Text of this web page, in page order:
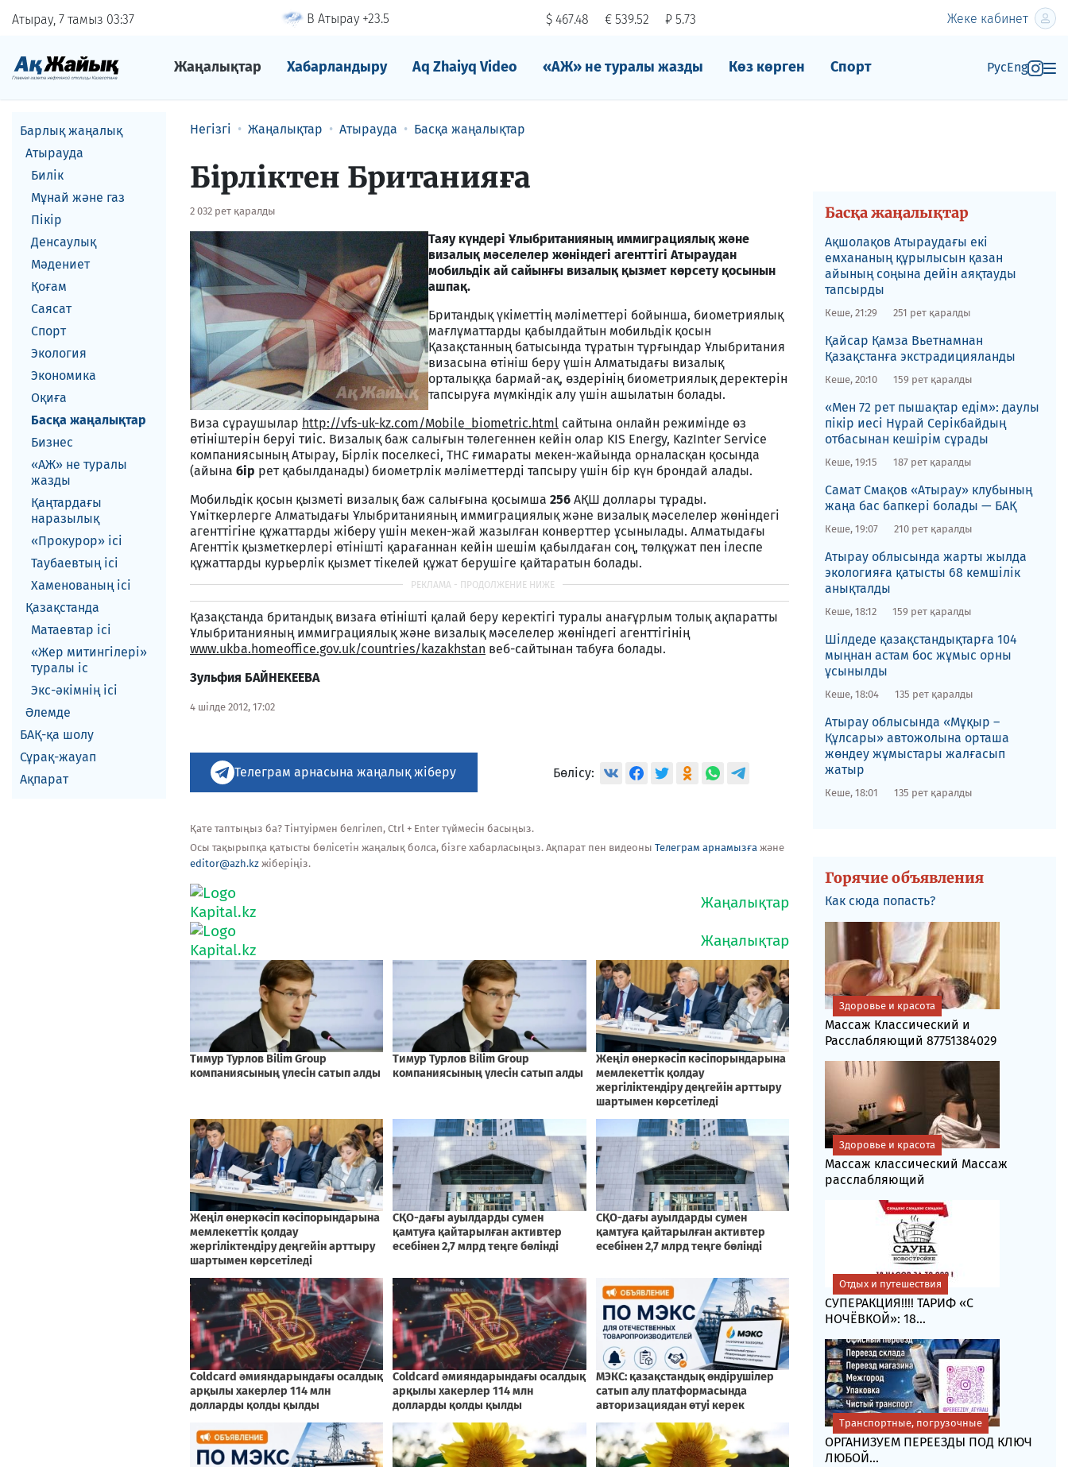
Атырау, 7 тамыз 03 37 В Атырау +23.5 $ 467.48 € 539.52 ₽ 5.73 Жеке кабинет
Жаңалықтар Хабарландыру Aq Zhaiyq Video «АЖ» не туралы жазды Көз көрген Спорт РусEng
Барлық жаңалық
Атырауда
Билік
Мұнай және газ
Пікір
Денсаулық
Мәдениет
Қоғам
Саясат
Спорт
Экология
Экономика
Оқиға
Басқа жаңалықтар
Бизнес
«АЖ» не туралы
жазды
Қаңтардағы
наразылық
«Прокурор» ісі
Таубаевтың ісі
Хаменованың ісі
Қазақстанда
Матаевтар ici
«Жер митингілері»
туралы іс
Экс-әкiмнiң iсi
Әлемде
БАҚ-қа шолу
Сұрақ-жауап
Ақпарат
Негізгі Жаңалықтар Атырауда Басқа жаңалықтар
Бірліктен Британияға
2 032 рет қаралды
Таяу күндері Ұлыбританияның иммиграциялық және
визалық мәселелер жөніндегі агенттігі Атыраудан
мобильдік ай сайынғы визалық қызмет көрсету қосынын
ашпақ.
Британдық үкіметтің мәліметтері бойынша, биометриялық
мағлұматтарды қабылдайтын мобильдік қосын
Қазақстанның батысында тұратын тұрғындар Ұлыбритания
визасына өтініш беру үшін Алматыдағы визалық
орталыққа бармай-ақ, өздерінің биометриялық деректерін
тапсыруға мүмкіндік алу үшін ашылатын болады.
Виза сұраушылар http://vfs-uk-kz.com/Mobile_biometric.html сайтына онлайн режимінде өз
өтініштерін беруі тиіс. Визалық баж салығын төлегеннен кейін олар KIS Energy, KazInter Service
компаниясының Атырау, Бірлік поселкесі, ТНС ғимараты мекен-жайында орналасқан қосында
(айына бір рет қабылданады) биометрлік мәліметтерді тапсыру үшін бір күн брондай алады.
Мобильдік қосын қызметі визалық баж салығына қосымша 256 АҚШ доллары тұрады.
Үміткерлерге Алматыдағы Ұлыбританияның иммиграциялық және визалық мәселелер жөніндегі
агенттігіне құжаттарды жіберу үшін мекен-жай жазылған конверттер ұсынылады. Алматыдағы
Агенттік қызметкерлері өтінішті қарағаннан кейін шешім қабылдаған соң, төлқұжат пен ілеспе
құжаттарды курьерлік қызмет тікелей құжат берушіге қайтаратын болады.
Қазақстанда британдық визаға өтінішті қалай беру керектігі туралы анағұрлым толық ақпаратты
Ұлыбританияның иммиграциялық және визалық мәселелер жөніндегі агенттігінің
www.ukba.homeoffice.gov.uk/countries/kazakhstan веб-сайтынан табуға болады.
Зульфия БАЙНЕКЕЕВА
4 шілде 2012, 17:02
Телеграм арнасына жаңалық жіберу Бөлісу:
Қате таптыңыз ба? Тінтуірмен белгілеп, Ctrl + Enter түймесін басыңыз.
Осы тақырыпқа қатысты бөлісетін жаңалық болса, бізге хабарласыңыз. Ақпарат пен видеоны Телеграм арнамызға және
editor@azh.kz жіберіңіз.
Басқа жаңалықтар
Ақшолақов Атыраудағы екі
емхананың құрылысын қазан
айының соңына дейін аяқтауды
тапсырды
Кеше, 21:29 251 рет қаралды
​Қайсар Қамза Вьетнамнан
Қазақстанға экстрадицияланды
Кеше, 20:10 159 рет қаралды
«Мен 72 рет пышақтар едім»: даулы
пікір иесі Нұрай Серікбайдың
отбасынан кешірім сұрады
Кеше, 19:15 187 рет қаралды
​Самат Смақов «Атырау» клубының
жаңа бас бапкері болады — БАҚ
Кеше, 19:07 210 рет қаралды
​Атырау облысында жарты жылда
экологияға қатысты 68 кемшілік
анықталды
Кеше, 18:12 159 рет қаралды
​Шілдеде қазақстандықтарға 104
мыңнан астам бос жұмыс орны
ұсынылды
Кеше, 18:04 135 рет қаралды
​Атырау облысында «Мұқыр –
Құлсары» автожолына орташа
жөндеу жұмыстары жалғасып
жатыр
Кеше, 18:01 135 рет қаралды
Горячие объявления
Как сюда попасть?
Массаж Классический и
Расслабляющий 87751384029
Здоровье и красота
Массаж классический Массаж
расслабляющий
Здоровье и красота
СУПЕРАКЦИЯ!!!! ТАРИФ «C
НОЧЁВКОЙ»: 18...
Отдых и путешествия
ОРГАНИЗУЕМ ПЕРЕЕЗДЫ ПОД КЛЮЧ
ЛЮБОЙ...
Транспортные, погрузочные